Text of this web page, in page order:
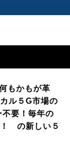
もかもが革
ル５G市場の
不要！毎年の
！ の新しい５